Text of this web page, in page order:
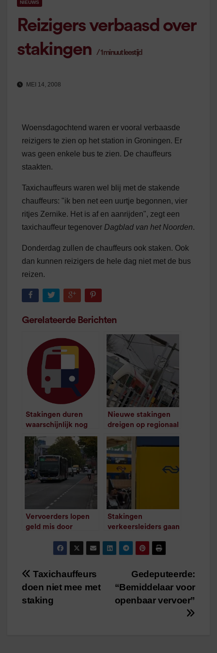
NIEUWS
Reizigers verbaasd over
stakingen
/1 minuut leestijd
MEI 14, 2008
Woensdagochtend waren er vooral verbaasde
reizigers te zien op het station in Groningen. Er
was geen enkele bus te zien. De chauffeurs
staakten.
Taxichauffeurs waren wel blij met de stakende
chauffeurs: "ik ben net een uurtje begonnen, vier
ritjes Zernike. Het is af en aanrijden", zegt een
taxichauffeur tegenover Dagblad van het Noorden.
Donderdag zullen de chauffeurs ook staken. Ook
dan kunnen reizigers de hele dag niet met de bus
reizen.
Gerelateerde Berichten
Stakingen duren
waarschijnlijk nog
hele week
/ 1minuut leestijd
Nieuwe stakingen
dreigen op regionaal
spoor
/1minuut leestijd
Vervoerders lopen
geld mis door
minuut leestijd
Stakingen
verkeersleiders gaan
/ minuut leestijd
Bericht
navigatie
Gedeputeerde:
“Bemiddelaar voor
openbaar vervoer”
Taxichauffeurs
doen niet mee met
staking